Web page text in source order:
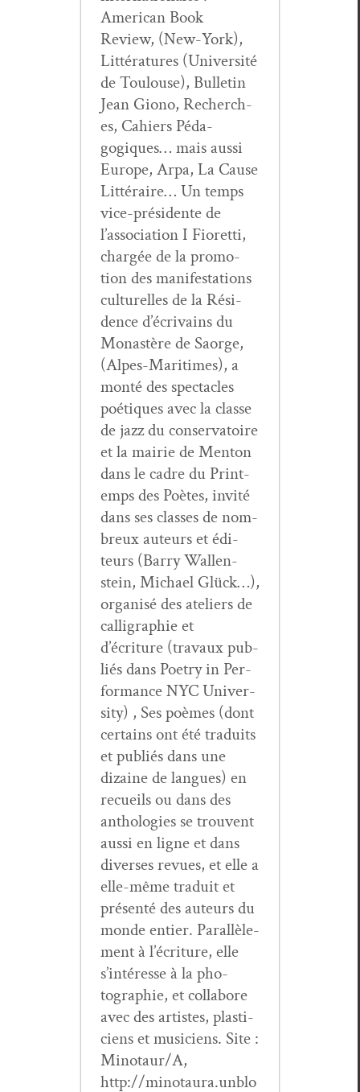
Amer­i­can Book
Review, (New-York),
Lit­téra­tures (Uni­ver­sité
de Toulouse), Bul­letin
Jean Giono, Recherch­
es, Cahiers Péd­a­
gogiques… mais aus­si
Europe, Arpa, La Cause
Lit­téraire… Un temps
vice-prési­dente de
l’association I Fioret­ti,
chargée de la pro­mo­
tion des man­i­fes­ta­tions
cul­turelles de la Rési­
dence d’écrivains du
Monastère de Saorge,
(Alpes-Mar­itimes), a
mon­té des spec­ta­cles
poé­tiques avec la classe
de jazz du con­ser­va­toire
et la mairie de Men­ton
dans le cadre du Print­
emps des Poètes, invité
dans ses class­es de nom­
breux auteurs et édi­
teurs (Bar­ry Wal­len­
stein, Michael Glück…),
organ­isé des ate­liers de
cal­ligra­phie et
d’écriture (travaux pub­
liés dans Poet­ry in Per­
for­mance NYC Uni­ver­
si­ty) , Ses poèmes (dont
cer­tains ont été traduits
et pub­liés dans une
dizaine de langues) en
recueils ou dans des
antholo­gies se trou­vent
aus­si en ligne et dans
divers­es revues, et elle a
elle-même traduit et
présen­té des auteurs du
monde entier. Par­al­lèle­
ment à l’écri­t­ure, elle
s’in­téresse à la pho­
togra­phie, et col­la­bore
avec des artistes, plas­ti­
ciens et musi­ciens. Site :
Minotaur/A,
http://minotaura.unblo